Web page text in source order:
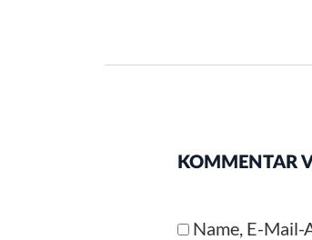
KOMMENTAR
Name, E-Mail-